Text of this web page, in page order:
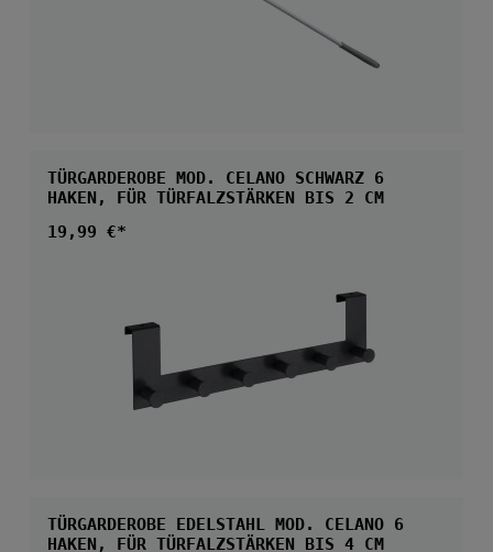
TÜRGARDEROBE MOD. CELANO SCHWARZ 6
HAKEN, FÜR TÜRFALZSTÄRKEN BIS 2 CM
Regulärer Preis:
19,99 €*
TÜRGARDEROBE EDELSTAHL MOD. CELANO 6
HAKEN, FÜR TÜRFALZSTÄRKEN BIS 4 CM